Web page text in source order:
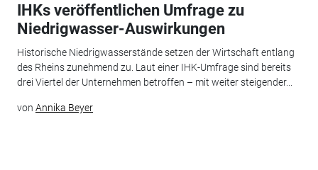
IHKs veröffentlichen Umfrage zu
Niedrigwasser-Auswirkungen
Historische Niedrigwasserstände setzen der Wirtschaft entlang
des Rheins zunehmend zu. Laut einer IHK-Umfrage sind bereits
drei Viertel der Unternehmen betroffen – mit weiter steigender...
von Annika Beyer